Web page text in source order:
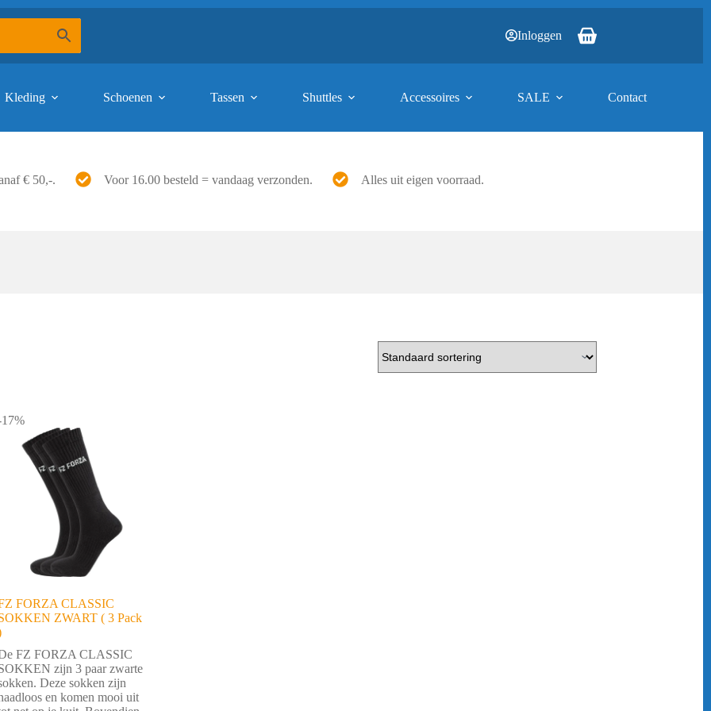
Inloggen Winkelwagen
Kleding Schoenen Tassen Shuttles Accessoires SALE Contact
€ 50,-. Voor 16.00 besteld = vandaag verzonden. Alles uit eigen voorraad.
FORZA CLASSIC
ZWART ( 3 Pack
FZ FORZA CLASSIC
zijn 3 paar zwarte
Deze sokken zijn
en komen mooi uit